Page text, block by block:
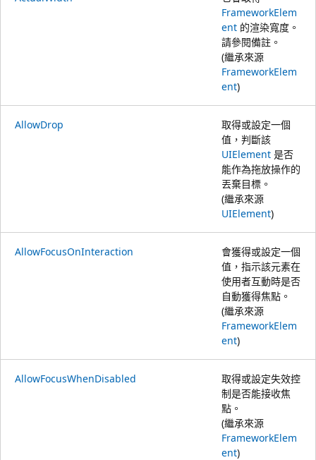
FrameworkElem
ent 的渲染寬度。
請參閱備註。
(繼承來源
FrameworkElem
ent)
AllowDrop
取得或設定一個
值，判斷該
UIElement 是否
能作為拖放操作的
丟棄目標。
(繼承來源
UIElement)
AllowFocusOnInteraction
會獲得或設定一個
值，指示該元素在
使用者互動時是否
自動獲得焦點。
(繼承來源
FrameworkElem
ent)
AllowFocusWhenDisabled
取得或設定失效控
制是否能接收焦
點。
(繼承來源
FrameworkElem
ent)